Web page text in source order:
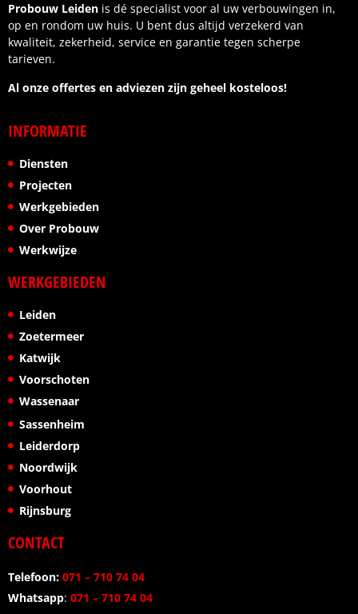
Probouw Leiden is dé specialist voor al uw verbouwingen in,
op en rondom uw huis. U bent dus altijd verzekerd van
kwaliteit, zekerheid, service en garantie tegen scherpe
tarieven.
Al onze offertes en adviezen zijn geheel kosteloos!
INFORMATIE
Diensten
Projecten
Werkgebieden
Over Probouw
Werkwijze
WERKGEBIEDEN
Leiden
Zoetermeer
Katwijk
Voorschoten
Wassenaar
Sassenheim
Leiderdorp
Noordwijk
Voorhout
Rijnsburg
CONTACT
Telefoon: 071 – 710 74 04
Whatsapp: 071 – 710 74 04